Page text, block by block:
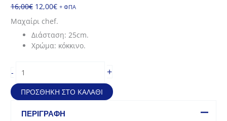
16,00€ Original
price
was:
16,00€.
12,00€Η
τιμή
είναι:
12,00€.
+ ΦΠΑ
Μαχαίρι chef.
Διάσταση: 25cm.
Χρώμα: κόκκινο.
-
Chef
(25cm)
κόκκινο
ποσότητα
+
ΠΡΟΣΘΉΚΗ ΣΤΟ ΚΑΛΆΘΙ
ΠΕΡΙΓΡΑΦΉ